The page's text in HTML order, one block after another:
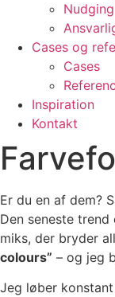
Nudging
Cases og
Cases
Inspiration
Kontakt
Er du en af dem?
Den seneste
miks, der bryder
colours” – og jeg
Jeg løber